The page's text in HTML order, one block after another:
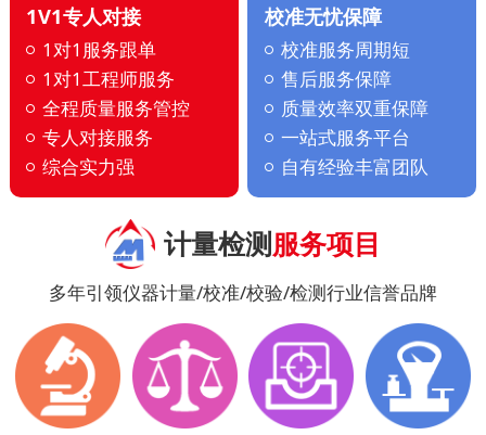
1V1专人对接
1对1服务跟单
1对1工程师服务
全程质量服务管控
专人对接服务
综合实力强
校准无忧保障
校准服务周期短
售后服务保障
质量效率双重保障
一站式服务平台
自有经验丰富团队
计量检测服务项目
多年引领仪器计量/校准/校验/检测行业信誉品牌